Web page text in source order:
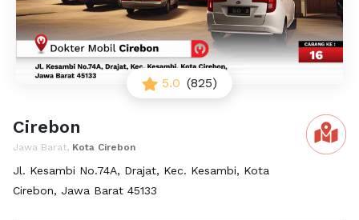
5.0 (825)
Cirebon
Jawa Barat, Kota Cirebon
Jl. Kesambi No.74A, Drajat, Kec. Kesambi, Kota
Cirebon, Jawa Barat 45133